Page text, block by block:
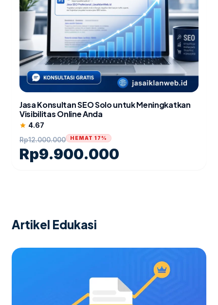
Jasa Konsultan SEO Solo untuk Meningkatkan
Visibilitas Online Anda
star 4.67
Rp12.000.000
Rp9.900.000
HEMAT 17%
Artikel Edukasi